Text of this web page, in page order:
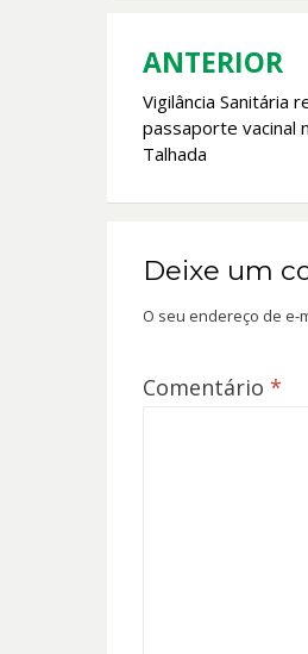
Navegação
de
Post
ANTERIOR
Vigilância Sanitária
passaporte vacinal
Talhada
Deixe um
O seu endereço de e-
Comentário *